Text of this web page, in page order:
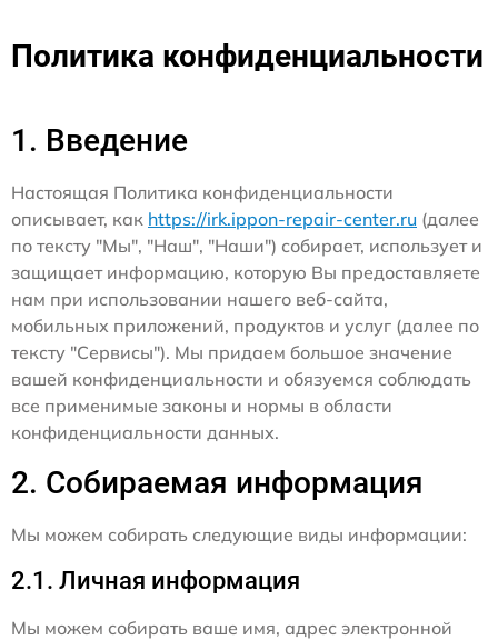
Политика конфиденциальности
1. Введение
Настоящая Политика конфиденциальности
описывает, как https://irk.ippon-repair-center.ru (далее
по тексту "Мы", "Наш", "Наши") собирает, использует и
защищает информацию, которую Вы предоставляете
нам при использовании нашего веб-сайта,
мобильных приложений, продуктов и услуг (далее по
тексту "Сервисы"). Мы придаем большое значение
вашей конфиденциальности и обязуемся соблюдать
все применимые законы и нормы в области
конфиденциальности данных.
2. Собираемая информация
Мы можем собирать следующие виды информации:
2.1. Личная информация
Мы можем собирать ваше имя, адрес электронной